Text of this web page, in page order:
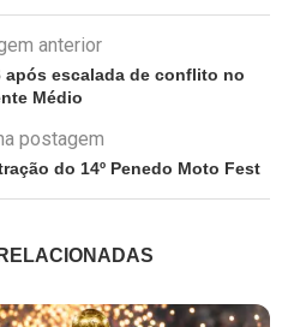
anterior
após escalada de conflito no
Médio
postagem
do 14º Penedo Moto Fest